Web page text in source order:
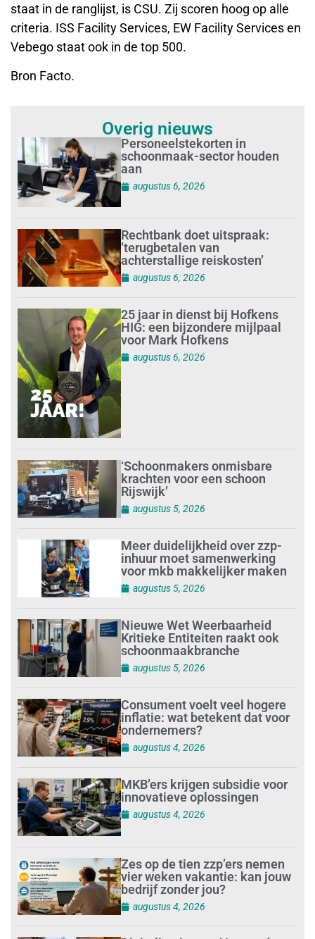
staat in de ranglijst, is CSU. Zij scoren hoog op alle
criteria. ISS Facility Services, EW Facility Services en
Vebego staat ook in de top 500.
Bron Facto.
Overig nieuws
Personeelstekorten in
schoonmaak-sector houden
aan
augustus 6, 2026
Rechtbank doet uitspraak:
’terugbetalen van
achterstallige reiskosten’
augustus 6, 2026
25 jaar in dienst bij Hofkens
HIG: een bijzondere mijlpaal
voor Mark Hofkens
augustus 6, 2026
‘Schoonmakers onmisbare
krachten voor een schoon
Rijswijk’
augustus 5, 2026
Meer duidelijkheid over zzp-
inhuur moet samenwerking
voor mkb makkelijker maken
augustus 5, 2026
Nieuwe Wet Weerbaarheid
Kritieke Entiteiten raakt ook
schoonmaakbranche
augustus 5, 2026
Consument voelt veel hogere
inflatie: wat betekent dat voor
ondernemers?
augustus 4, 2026
MKB’ers krijgen subsidie voor
innovatieve oplossingen
augustus 4, 2026
Zes op de tien zzp’ers nemen
vier weken vakantie: kan jouw
bedrijf zonder jou?
augustus 4, 2026